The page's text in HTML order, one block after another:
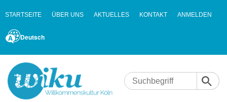
STARTSEITE ÜBER UNS AKTUELLES KONTAKT ANMELDEN
Deutsch